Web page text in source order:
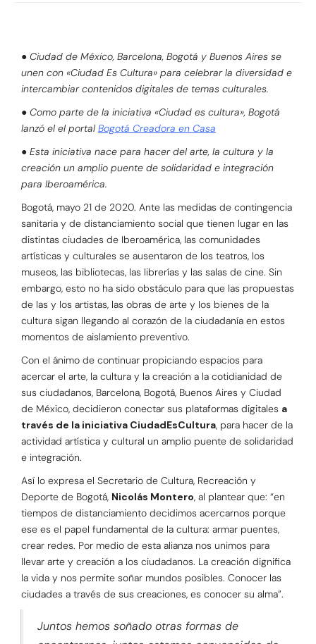
● Ciudad de México, Barcelona, Bogotá y Buenos Aires se
unen con «Ciudad Es Cultura» para celebrar la diversidad e
intercambiar contenidos digitales de temas culturales.
● Como parte de la iniciativa «Ciudad es cultura», Bogotá
lanzó el el portal Bogotá Creadora en Casa
● Esta iniciativa nace para hacer del arte, la cultura y la
creación un amplio puente de solidaridad e integración
para Iberoamérica.
Bogotá, mayo 21 de 2020. Ante las medidas de contingencia
sanitaria y de distanciamiento social que tienen lugar en las
distintas ciudades de Iberoamérica, las comunidades
artísticas y culturales se ausentaron de los teatros, los
museos, las bibliotecas, las librerías y las salas de cine. Sin
embargo, esto no ha sido obstáculo para que las propuestas
de las y los artistas, las obras de arte y los bienes de la
cultura sigan llegando al corazón de la ciudadanía en estos
momentos de aislamiento preventivo.
Con el ánimo de continuar propiciando espacios para
acercar el arte, la cultura y la creación a la cotidianidad de
sus ciudadanos, Barcelona, Bogotá, Buenos Aires y Ciudad
de México, decidieron conectar sus plataformas digitales a
través de la iniciativa CiudadEsCultura, para hacer de la
actividad artística y cultural un amplio puente de solidaridad
e integración.
Así lo expresa el Secretario de Cultura, Recreación y
Deporte de Bogotá, Nicolás Montero, al plantear que: “en
tiempos de distanciamiento decidimos acercarnos porque
ese es el papel fundamental de la cultura: armar puentes,
crear redes. Por medio de esta alianza nos unimos para
llevar arte y creación a los ciudadanos. La creación dignifica
la vida y nos permite soñar mundos posibles. Conocer las
ciudades a través de sus creaciones, es conocer su alma”.
Juntos hemos soñado otras formas de